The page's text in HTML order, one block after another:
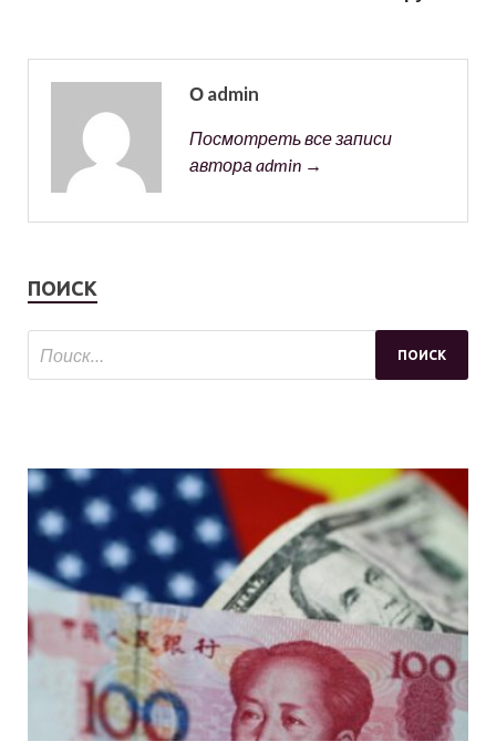
О admin
Посмотреть все записи
автора admin →
ПОИСК